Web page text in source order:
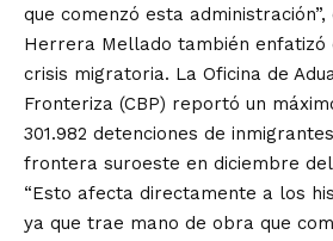
que comenzó esta
Herrera Mellado también enfatizó
crisis migratoria. La Oficina de
Fronteriza (CBP) reportó un
301.982 detenciones de
frontera suroeste en diciembre
“Esto afecta directamente a los
ya que trae mano de obra que